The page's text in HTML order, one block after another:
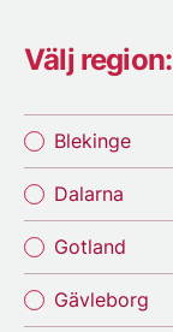
Välj region:
Blekinge
Dalarna
Gotland
Gävleborg